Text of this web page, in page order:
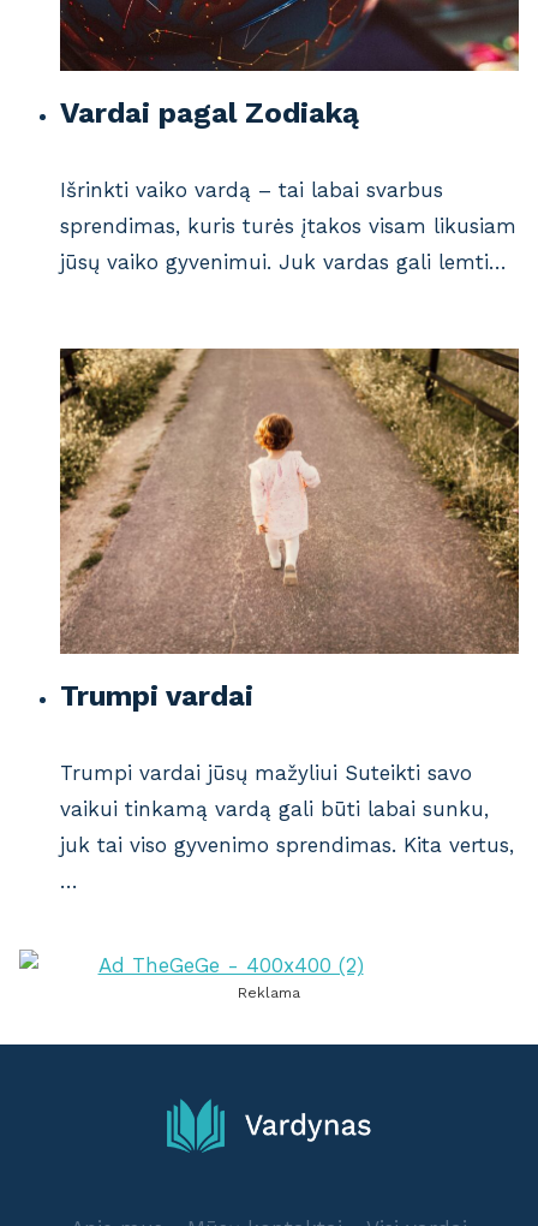
Vardai pagal Zodiaką
Išrinkti vaiko vardą – tai labai svarbus
sprendimas, kuris turės įtakos visam likusiam
jūsų vaiko gyvenimui. Juk vardas gali lemti…
Trumpi vardai
Trumpi vardai jūsų mažyliui Suteikti savo
vaikui tinkamą vardą gali būti labai sunku,
juk tai viso gyvenimo sprendimas. Kita vertus,
…
Reklama